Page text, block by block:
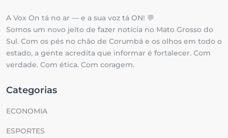
A Vox On tá no ar — e a sua voz tá ON! 💬
Somos um novo jeito de fazer notícia no Mato Grosso do
Sul. Com os pés no chão de Corumbá e os olhos em todo o
estado, a gente acredita que informar é fortalecer. Com
verdade. Com ética. Com coragem.
Categorias
ECONOMIA
ESPORTES